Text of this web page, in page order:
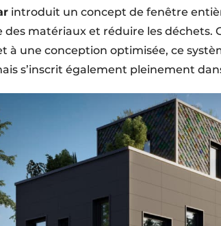
introduit un concept de fenêtre
des matériaux et réduire les déchets.
à une conception optimisée, ce
s’inscrit également pleinement